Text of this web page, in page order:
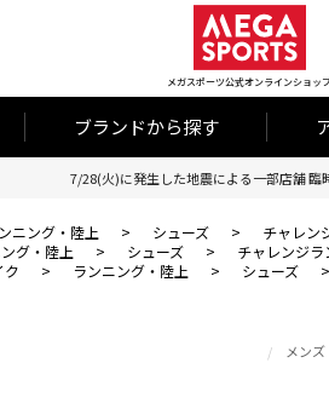
メガスポーツ公式オンラインショッ
ブランドから探す
7/28(火)に発生した地震による一部店舗 臨
ニング・陸上 > シューズ > チャレン
グ・陸上 > シューズ > チャレンジラ
ク > ランニング・陸上 > シューズ >
メンズ